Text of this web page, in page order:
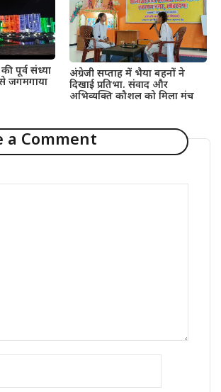
पूर्व संध्या
जगमगाया
अंग्रेजी सप्ताह में भैया बहनों ने
दिखाई प्रतिभा. संवाद और
अभिव्यक्ति कौशल को मिला मंच
a Comment